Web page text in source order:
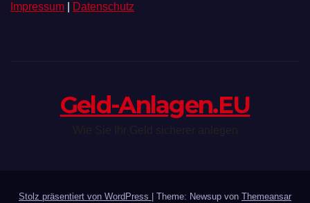
Impressum Datenschutz
Geld-Anlagen.EU
Stolz präsentiert von WordPress Theme: Newsup von Themeansar